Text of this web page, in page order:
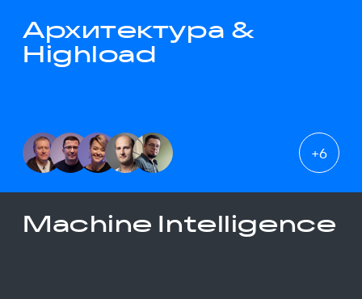
Архитектура &
Highload
+6
Machine Intelligence